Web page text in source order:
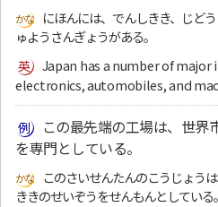
にほんには、でんしきき、じど
ゅようさんぎょうがある。
Japan has a number of
electronics, automobiles, and
この最先端の工場は、世界
を専門としている。
このさいせんたんのこうじょう
ききのせいぞうをせんもんとしている。